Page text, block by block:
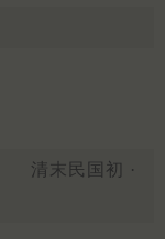
清末民国初 ·